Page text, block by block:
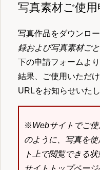
写真素材ご使
写真作品をダウンロ
録および写真素材ご
下の申請フォームよ
結果、ご使用いただ
URLをお知らせいたし
※Webサイトでご
のように、写真を
ト上で閲覧できる
サイトトップペー